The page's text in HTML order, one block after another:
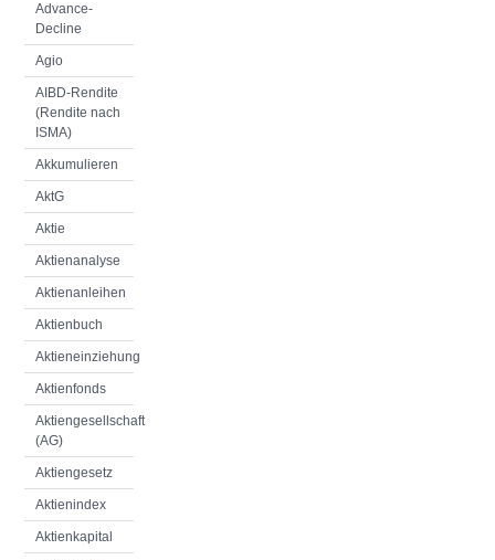
Advance-
Decline
Agio
AIBD-Rendite
(Rendite nach
ISMA)
Akkumulieren
AktG
Aktie
Aktienanalyse
Aktienanleihen
Aktienbuch
Aktieneinziehung
Aktienfonds
Aktiengesellschaft
(AG)
Aktiengesetz
Aktienindex
Aktienkapital